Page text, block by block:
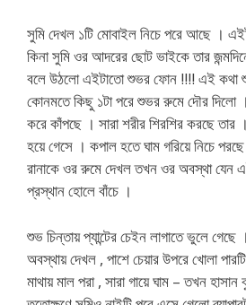
সুমি দেখল ১টি মোবাইল নিচে পরে আছে ।
কিনা সুমি ওর আদরের ছোট ভাইকে তার
বলে উঠলো এইটাতো শুভর ফোন !!!! এই কথা
কোনমতে কিছু ১টা পরে শুভর রুমে দৌর
করে কাঁপছে । সারা শরীর শিরশির করছে তার
হয়ে গেসে । কপাল হতে ঘাম গরিয়ে নিচে
রানাকে ওর রুমে দেখল তখন ওর অবস্থা যেন
প্রস্থান হোলে বাঁচে ।
শুভ চিন্তায় প্যান্টের চেইন লাগাতে ভুলে
অবস্থায় দেখল , পাশে চেয়ার উপরে খোলা
মাথায় মাল পরা , সারা গায়ে ঘাম – তখন